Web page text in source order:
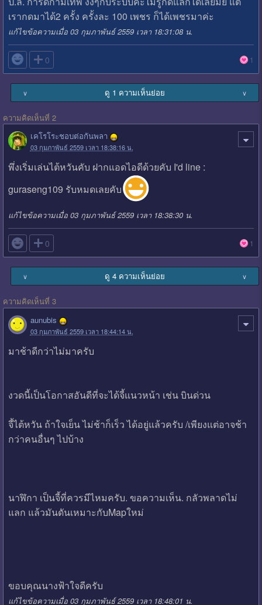
เรากดมาได้2 ครั้ง ครั้งละ 100 เพชร ก็ได้เพชรมาค่ะ
แก้ไขข้อความเมื่อ 03 กุมภาพันธ์ 2559 เวลา 18:31:08 น.
 0 1
∨ ดู 1 ความเห็นย่อย ∨
ความคิดเห็นที่ 2
เคโรโระชอบต่อกันพลา
03 กุมภาพันธ์ 2559 เวลา 18:38:16 น.
พึ่งเริ่มเล่นไต้หวันคับ ฝากแอดไอดีด้วยคับ I'd line :
guraseng109 รับหมดเลยคับ
แก้ไขข้อความเมื่อ 03 กุมภาพันธ์ 2559 เวลา 18:38:30 น.
 0 1
∨ ดู 4 ความเห็นย่อย ∨
ความคิดเห็นที่ 3
aunubis
03 กุมภาพันธ์ 2559 เวลา 18:44:14 น.
มาช้าดีกว่าไม่มาครับ
งวดนี้เป็นโอกาสอันดีที่จะได้จี้แนวหน้า เช่น บินด่วน
จี้ไต้หวัน ถ้าใจเย็น ไม่ช้าก็เร็ว ได้อยู่แล้วครับ /เพียงแต่อาจช้า
กว่าคนอื่นๆ ไปบ้าง
นาฬิกา เป็นจี้ที่ควรมีไหมครับ. ขอความเห็น. กลัวพลาดไม่
แลก แล้วมันดันเหมาะกับMapใหม่
ขอบคุณนางฟ้าใจดีครับ
แก้ไขข้อความเมื่อ 03 กุมภาพันธ์ 2559 เวลา 18:48:01 น.